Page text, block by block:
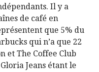
Il y a
de café en
que 5% du
qui n’a que 22
et The Coffee Club
Jeans étant le